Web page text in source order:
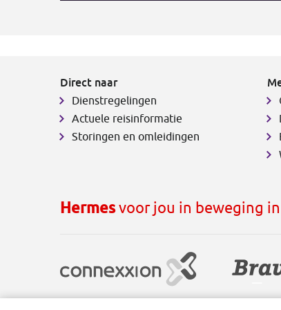
Direct naar
Dienstregelingen
Actuele reisinformatie
Storingen en omleidingen
Hermesvoor jou in beweging